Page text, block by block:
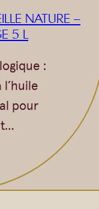
NATURE –
5 L
:
pour